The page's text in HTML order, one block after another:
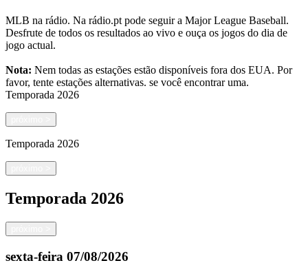
MLB na rádio. Na rádio.pt pode seguir a Major League Baseball.
Desfrute de todos os resultados ao vivo e ouça os jogos do dia de
jogo actual.
Nota: Nem todas as estações estão disponíveis fora dos EUA. Por
favor, tente estações alternativas. se você encontrar uma.
Temporada 2026
Temporada 2026
Temporada 2026
sexta-feira 07/08/2026